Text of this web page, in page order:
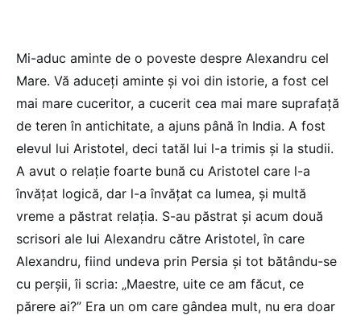
Mi-aduc aminte de o poveste despre Alexandru cel
Mare. Vă aduceți aminte și voi din istorie, a fost cel
mai mare cuceritor, a cucerit cea mai mare suprafață
de teren în antichitate, a ajuns până în India. A fost
elevul lui Aristotel, deci tatăl lui l-a trimis și la studii.
A avut o relație foarte bună cu Aristotel care l-a
învățat logică, dar l-a învățat ca lumea, și multă
vreme a păstrat relația. S-au păstrat și acum două
scrisori ale lui Alexandru către Aristotel, în care
Alexandru, fiind undeva prin Persia și tot bătându-se
cu perșii, îi scria: „Maestre, uite ce am făcut, ce
părere ai?” Era un om care gândea mult, nu era doar